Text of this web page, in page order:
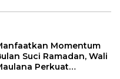
Momentum
Suci Ramadan, Wali
Perkuat